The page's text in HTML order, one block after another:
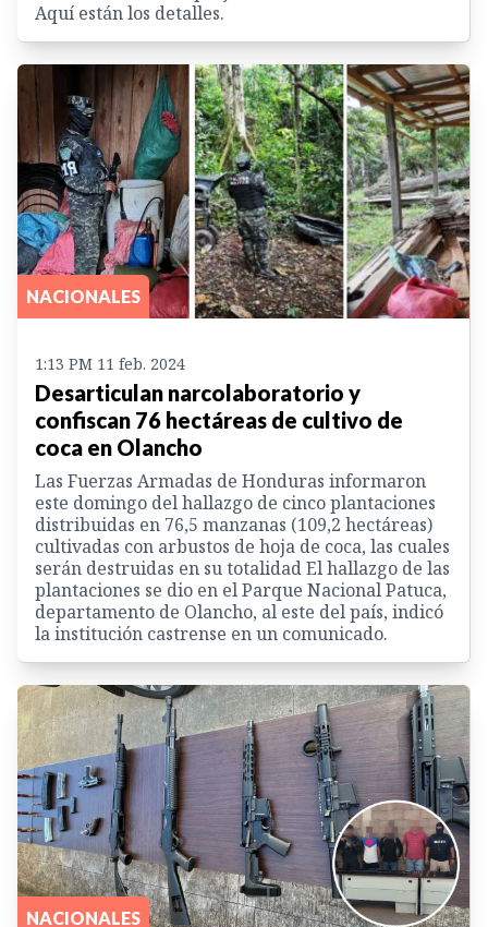
Aquí están los detalles.
NACIONALES
1:13 PM 11 feb. 2024
Desarticulan narcolaboratorio y
confiscan 76 hectáreas de cultivo de
coca en Olancho
Las Fuerzas Armadas de Honduras informaron
este domingo del hallazgo de cinco plantaciones
distribuidas en 76,5 manzanas (109,2 hectáreas)
cultivadas con arbustos de hoja de coca, las cuales
serán destruidas en su totalidad El hallazgo de las
plantaciones se dio en el Parque Nacional Patuca,
departamento de Olancho, al este del país, indicó
la institución castrense en un comunicado.
NACIONALES